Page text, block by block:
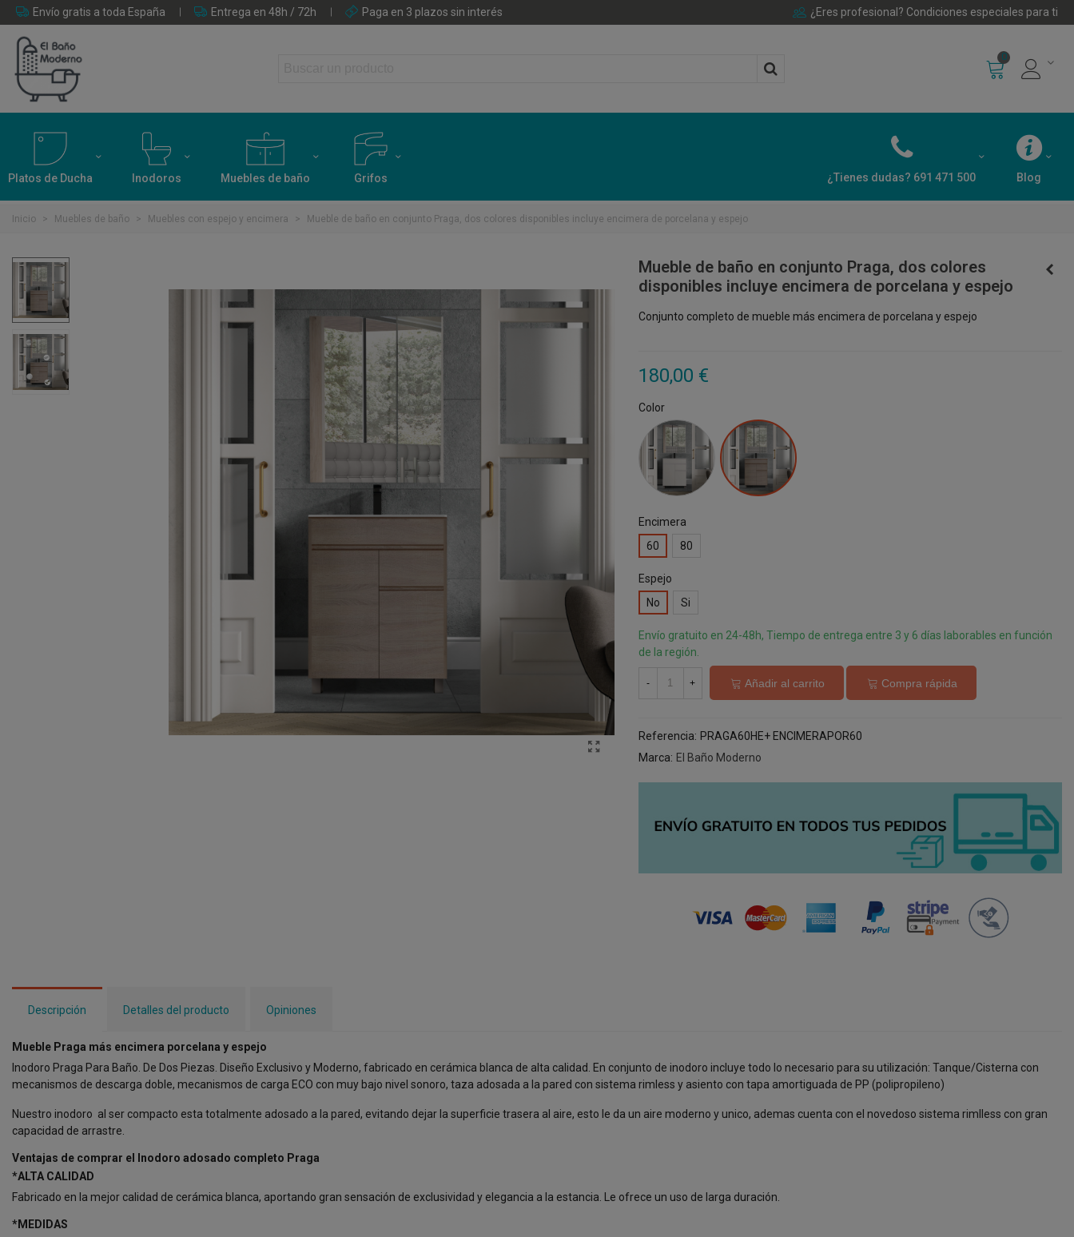
Envío gratis a toda España Entrega en 48h / 72h Paga en 3 plazos sin interés ¿Eres profesional? Condiciones especiales para ti
0
Platos de Ducha Inodoros Muebles de baño Grifos ¿Tienes dudas? 691 471 500 Blog
Inicio > Muebles de baño > Muebles con espejo y encimera > Mueble de baño en conjunto Praga, dos colores disponibles incluye encimera de porcelana y espejo
Mueble de baño en conjunto Praga, dos colores
disponibles incluye encimera de porcelana y espejo
Conjunto completo de mueble más encimera de porcelana y espejo
180,00 €
Color
Blanco
Roble
Hércules
Encimera
60
80
Espejo
No
Si
Envío gratuito en 24-48h, Tiempo de entrega entre 3 y 6 días laborables en función
de la región.
- + Añadir al carrito Compra rápida
Referencia: PRAGA60HE+ ENCIMERAPOR60
Marca: El Baño Moderno
Descripción Detalles del producto Opiniones
Mueble Praga más encimera porcelana y espejo
Inodoro Praga Para Baño. De Dos Piezas. Diseño Exclusivo y Moderno, fabricado en cerámica blanca de alta calidad. En conjunto de inodoro incluye todo lo necesario para su utilización: Tanque/Cisterna con
mecanismos de descarga doble, mecanismos de carga ECO con muy bajo nivel sonoro, taza adosada a la pared con sistema rimless y asiento con tapa amortiguada de PP (polipropileno)
Nuestro inodoro al ser compacto esta totalmente adosado a la pared, evitando dejar la superficie trasera al aire, esto le da un aire moderno y unico, ademas cuenta con el novedoso sistema rimlless con gran
capacidad de arrastre.
Ventajas de comprar el Inodoro adosado completo Praga
*ALTA CALIDAD
Fabricado en la mejor calidad de cerámica blanca, aportando gran sensación de exclusividad y elegancia a la estancia. Le ofrece un uso de larga duración.
*MEDIDAS